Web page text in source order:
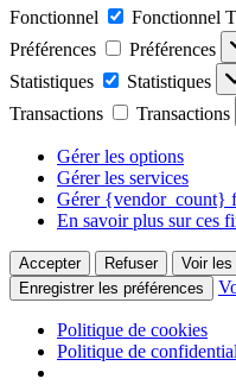
Fonctionnel
Fonctionnel
Préférences
Préférences
Statistiques
Statistiques
Transactions
Transactions
Gérer les options
Gérer les services
Gérer {vendor_count}
En savoir plus sur ces
Accepter Refuser
Voir les
Enregistrer les préférences
Politique de cookies
Politique de